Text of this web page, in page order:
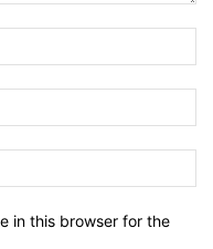
in this browser for the